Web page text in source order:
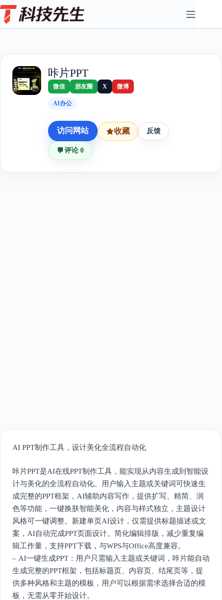
Skip
to
content
咔片PPT
微信 朋友圈 X 微博
AI办公
访问网站 收藏 反馈
评论 0
AI PPT制作工具，设计美化全流程自动化
咔片PPT是AI在线PPT制作工具，能实现从内容生成到智能设
计与美化的全流程自动化。用户输入主题或关键词可快速生
成完整的PPT框架，AI辅助内容写作，提供扩写、精简、润
色等功能，一键换肤智能美化，内容与样式独立，主题设计
风格可一键调整。新建单页AI设计，仅需提供标题描述或文
案，AI自动完成PPT页面设计。简化编辑排版，减少重复编
辑工作量，支持PPT下载，与WPS与Office高度兼容。
– AI一键生成PPT：用户只需输入主题或关键词，咔片能自动
生成完整的PPT框架，包括标题页、内容页、结尾页等，提
供多种风格和主题的模板，用户可以根据需求选择合适的模
板，无需从零开始设计。